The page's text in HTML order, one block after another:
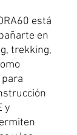
está
en
trekking,
y